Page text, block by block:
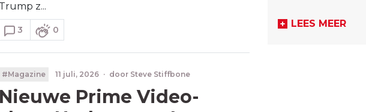
Trump z...
3 0
#Magazine 11 juli, 2026 · door Steve Stiffbone
Nieuwe Prime Video-
LEES MEER